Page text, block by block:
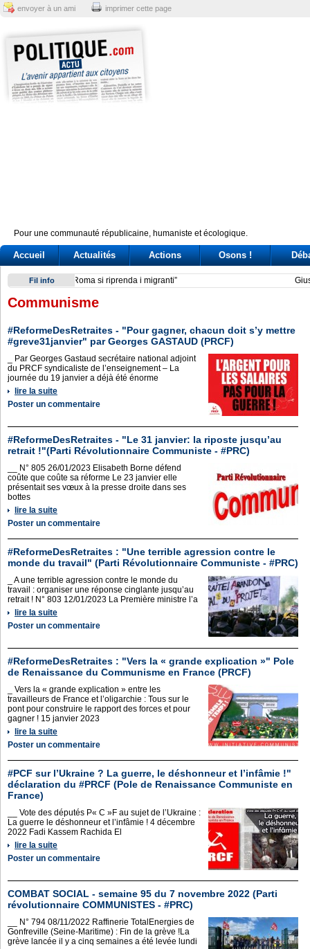
envoyer à un ami imprimer cette page
Pour une communauté républicaine, humaniste et écologique.
Accueil Actualités Actions Osons !
Fil info Giuseppe Conte, un’«agenda» per la leadership (ma il
Communisme
#ReformeDesRetraites - "Pour gagner, chacun doit s’y mettre
#greve31janvier" par Georges GASTAUD (PRCF)
_ Par Georges Gastaud secrétaire national adjoint
du PRCF syndicaliste de l’enseignement – La
journée du 19 janvier a déjà été énorme
lire la suite
Poster un commentaire
#ReformeDesRetraites - "Le 31 janvier: la riposte jusqu’au
retrait !"(Parti Révolutionnaire Communiste - #PRC)
__ N° 805 26/01/2023 Elisabeth Borne défend
coûte que coûte sa réforme Le 23 janvier elle
présentait ses vœux à la presse droite dans ses
bottes
lire la suite
Poster un commentaire
#ReformeDesRetraites : "Une terrible agression contre le
monde du travail" (Parti Révolutionnaire Communiste - #PRC)
_ A une terrible agression contre le monde du
travail : organiser une réponse cinglante jusqu’au
retrait ! N° 803 12/01/2023 La Première ministre l’a
lire la suite
Poster un commentaire
#ReformeDesRetraites : "Vers la « grande explication »" Pole
de Renaissance du Communisme en France (PRCF)
_ Vers la « grande explication » entre les
travailleurs de France et l’oligarchie : Tous sur le
pont pour construire le rapport des forces et pour
gagner ! 15 janvier 2023
lire la suite
Poster un commentaire
#PCF sur l’Ukraine ? La guerre, le déshonneur et l’infâmie !"
déclaration du #PRCF (Pole de Renaissance Communiste en
France)
__ Vote des députés P« C »F au sujet de l’Ukraine :
La guerre le déshonneur et l’infâmie ! 4 décembre
2022 Fadi Kassem Rachida El
lire la suite
Poster un commentaire
COMBAT SOCIAL - semaine 95 du 7 novembre 2022 (Parti
révolutionnaire COMMUNISTES - #PRC)
__ N° 794 08/11/2022 Raffinerie TotalEnergies de
Gonfreville (Seine-Maritime) : Fin de la grève !La
grève lancée il y a cinq semaines a été levée lundi